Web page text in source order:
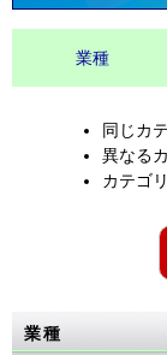
業種
同じカ
異なる
カテゴ
業種